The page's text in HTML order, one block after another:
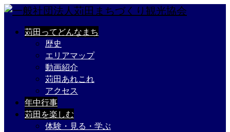
苅田ってどんなまち
歴史
エリアマップ
動画紹介
苅田あれこれ
アクセス
年中行事
苅田を楽しむ
体験・見る・学ぶ